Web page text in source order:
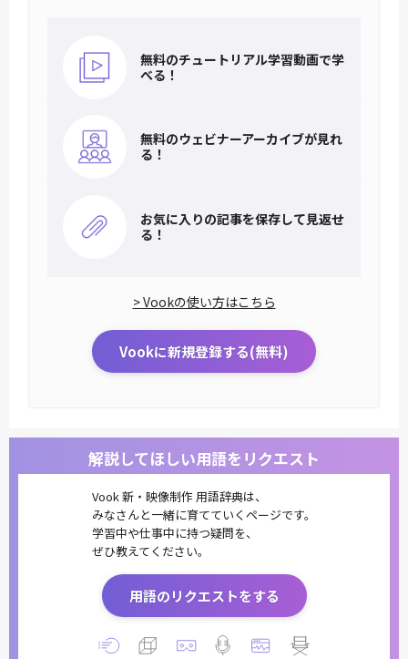
無料のチュートリアル学習動画で学
べる！
無料のウェビナーアーカイブが見れ
る！
お気に入りの記事を保存して見返せ
る！
> Vookの使い方はこちら
Vookに新規登録する(無料)
解説してほしい用語をリクエスト
Vook 新・映像制作 用語辞典は、
みなさんと一緒に育てていくページです。
学習中や仕事中に持つ疑問を、
ぜひ教えてください。
用語のリクエストをする